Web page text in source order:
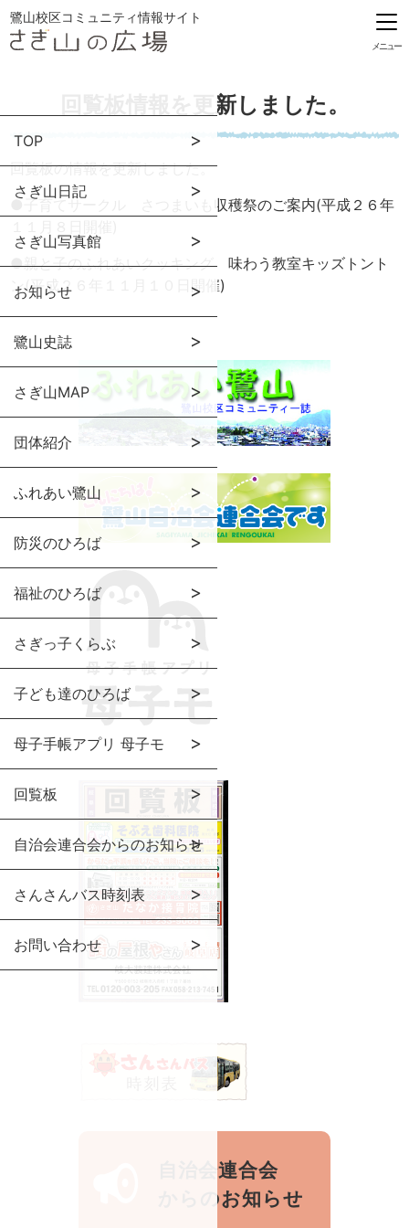
鷺山校区コミュニティ情報サイト
メニュー
TOP
さぎ山日記
さぎ山写真館
お知らせ
鷺山史誌
さぎ山MAP
団体紹介
ふれあい鷺山
防災のひろば
福祉のひろば
さぎっ子くらぶ
子ども達のひろば
母子手帳アプリ 母子モ
回覧板
自治会連合会からのお知らせ
さんさんバス時刻表
お問い合わせ
回覧板情報を更新しました。
回覧板の情報を更新しました。
● 子育てサークル さつまいも収穫祭のご案内(平成２６年
●親と子のふれあいクッキング 味わう教室キッズトント
ン(平成２６年１１月１０日開催)
自治会連合会
からのお知らせ